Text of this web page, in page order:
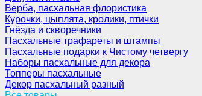
Верба, пасхальная флористика
Курочки, цыплята, кролики, птички
Гнёзда и скворечники
Пасхальные трафареты и штампы
Пасхальные подарки к Чистому четвергу
Наборы пасхальные для декора
Топперы пасхальные
Декор пасхальный разный